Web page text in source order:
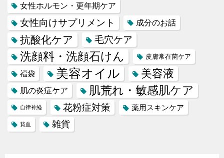
女性ホルモン・更年期ケア
女性向けサプリメント 成分のお話
抗酸化ケア 毛穴ケア
洗顔料・洗顔石けん 皮膚常在菌ケア
福袋 美容オイル 美容液
肌の炎症ケア 肌荒れ・敏感肌ケア
自律神経 花粉症対策 薬用スキンケア
貧血 雑貨